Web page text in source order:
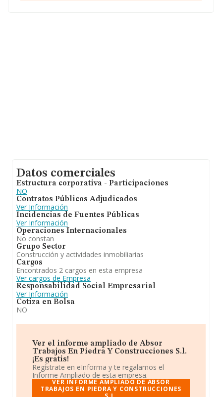
Datos comerciales
Estructura corporativa - Participaciones
NO
Contratos Públicos Adjudicados
Ver Información
Incidencias de Fuentes Públicas
Ver Información
Operaciones Internacionales
No constan
Grupo Sector
Construcción y actividades inmobiliarias
Cargos
Encontrados 2 cargos en esta empresa
Ver cargos de Empresa
Responsabilidad Social Empresarial
Ver Información
Cotiza en Bolsa
NO
Ver el informe ampliado de Absor
Trabajos En Piedra Y Construcciones S.l.
¡Es gratis!
Regístrate en eInforma y te regalamos el
Informe Ampliado de esta empresa.
VER INFORME AMPLIADO DE ABSOR
TRABAJOS EN PIEDRA Y CONSTRUCCIONES